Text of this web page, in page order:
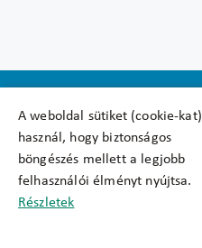
A weboldal sütiket (cookie-kat)
használ, hogy biztonságos
böngészés mellett a legjobb
felhasználói élményt nyújtsa.
Részletek